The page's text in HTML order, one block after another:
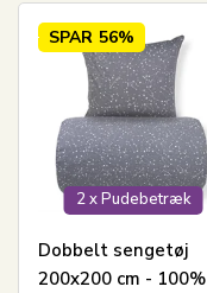
2 x Pudebetræk
SPAR 56%
Dobbelt sengetøj
200x200 cm - 100%